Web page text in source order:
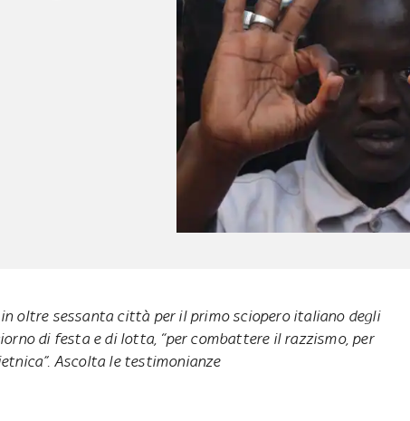
oltre sessanta città per il primo sciopero italiano degli
di festa e di lotta, “per combattere il razzismo, per
Ascolta le testimonianze